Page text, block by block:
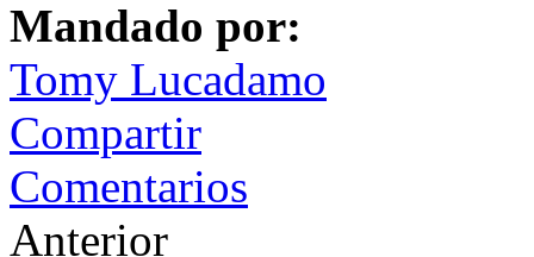
Mandado por:
Tomy Lucadamo
Compartir
Comentarios
Anterior